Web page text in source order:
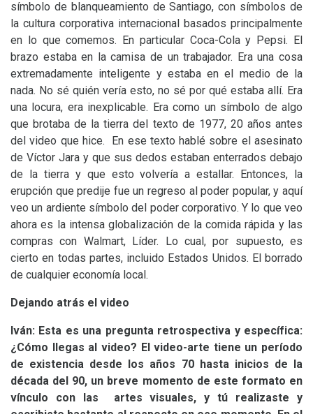
símbolo de blanqueamiento de Santiago, con símbolos de
la cultura corporativa internacional basados ​​principalmente
en lo que comemos. En particular Coca-Cola y Pepsi. El
brazo estaba en la camisa de un trabajador. Era una cosa
extremadamente inteligente y estaba en el medio de la
nada. No sé quién vería esto, no sé por qué estaba allí. Era
una locura, era inexplicable. Era como un símbolo de algo
que brotaba de la tierra del texto de 1977, 20 años antes
del video que hice. En ese texto hablé sobre el asesinato
de Víctor Jara y que sus dedos estaban enterrados debajo
de la tierra y que esto volvería a estallar. Entonces, la
erupción que predije fue un regreso al poder popular, y aquí
veo un ardiente símbolo del poder corporativo. Y lo que veo
ahora es la intensa globalización de la comida rápida y las
compras con Walmart, Líder. Lo cual, por supuesto, es
cierto en todas partes, incluido Estados Unidos. El borrado
de cualquier economía local.
Dejando atrás el video
Iván: Esta es una pregunta retrospectiva y específica:
¿Cómo llegas al video? El video-arte tiene un período
de existencia desde los años 70 hasta inicios de la
década del 90, un breve momento de este formato en
vínculo con las artes visuales, y tú realizaste y